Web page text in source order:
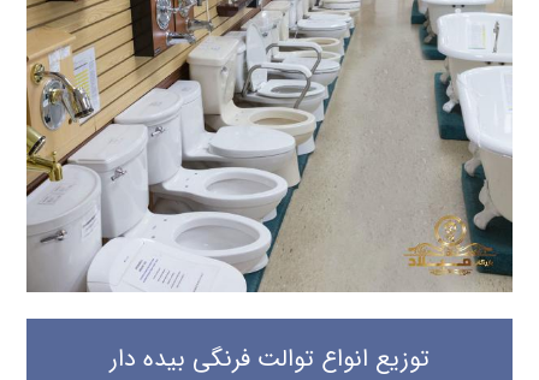
توزیع انواع توالت فرنگی بیده دار